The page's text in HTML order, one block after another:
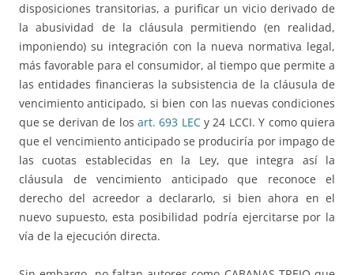
disposiciones transitorias, a purificar un vicio derivado de
la abusividad de la cláusula permitiendo (en realidad,
imponiendo) su integración con la nueva normativa legal,
más favorable para el consumidor, al tiempo que permite a
las entidades financieras la subsistencia de la cláusula de
vencimiento anticipado, si bien con las nuevas condiciones
que se derivan de los art. 693 LECy 24 LCCI. Y como quiera
que el vencimiento anticipado se produciría por impago de
las cuotas establecidas en la Ley, que integra así la
cláusula de vencimiento anticipado que reconoce el
derecho del acreedor a declararlo, si bien ahora en el
nuevo supuesto, esta posibilidad podría ejercitarse por la
vía de la ejecución directa.